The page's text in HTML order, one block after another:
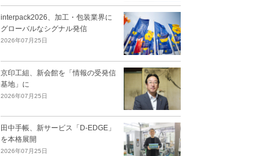
interpack2026、加工・包装業界に
グローバルなシグナル発信
2026年07月25日
京印工組、新会館を「情報の受発信
基地」に
2026年07月25日
田中手帳、新サービス「D-EDGE」
を本格展開
2026年07月25日